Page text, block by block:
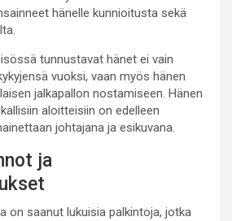
hänelle kunnioitusta sekä
tunnustavat hänet ei vain
vuoksi, vaan myös hänen
jalkapallon nostamiseen. Hänen
aloitteisiin on edelleen
johtajana ja esikuvana.
ja
on saanut lukuisia palkintoja, jotka